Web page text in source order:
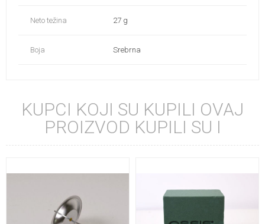
Neto težina 27 g
Boja Srebrna
KUPCI KOJI SU KUPILI OVAJ
PROIZVOD KUPILI SU I